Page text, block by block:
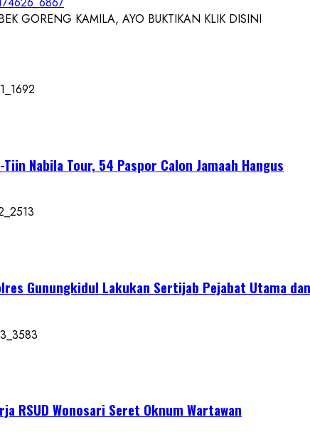
GORENG KAMILA, AYO BUKTIKAN KLIK DISINI
Nabila Tour, 54 Paspor Calon Jamaah Hangus
Gunungkidul Lakukan Sertijab Pejabat Utama
RSUD Wonosari Seret Oknum Wartawan